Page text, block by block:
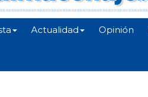
Actualidad Opinión